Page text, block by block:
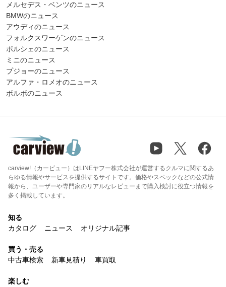
メルセデス・ベンツのニュース
BMWのニュース
アウディのニュース
フォルクスワーゲンのニュース
ポルシェのニュース
ミニのニュース
プジョーのニュース
アルファ・ロメオのニュース
ボルボのニュース
carview!（カービュー）はLINEヤフー株式会社が運営するクルマに関するあ
らゆる情報やサービスを提供するサイトです。価格やスペックなどの公式情
報から、ユーザーや専門家のリアルなレビューまで購入検討に役立つ情報を
多く掲載しています。
知る
カタログ
ニュース オリジナル記事
買う・売る
中古車検索
新車見積り 車買取
楽しむ